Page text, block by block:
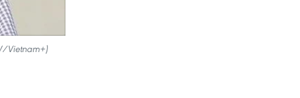
Vietnam+)